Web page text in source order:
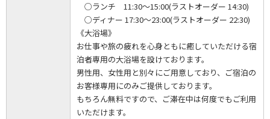
○ランチ 11:30～15:00(ラストオーダー 14:30)
○ディナー 17:30～23:00(ラストオーダー 22:30)
《大浴場》
お仕事や旅の疲れを心身ともに癒していただける宿
泊者専用の大浴場を設けております。
男性用、女性用と別々にご用意しており、ご宿泊の
お客様専用にのみご提供しております。
もちろん無料ですので、ご滞在中は何度でもご利用
いただけます。